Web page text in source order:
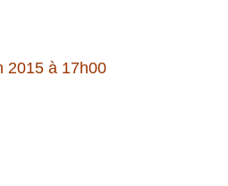
2015 à 17h00